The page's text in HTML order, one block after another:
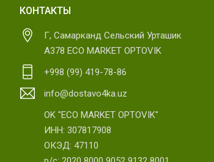
КОНТАКТЫ
Г, Самарканд Сельский Урташик
А378 ECO MARKET OPTOVIK
+998 (99) 419-78-86
info@dostavo4ka.uz
OK "ECO MARKET OPTOVIK"
ИНН: 307817908
ОКЭД: 47110